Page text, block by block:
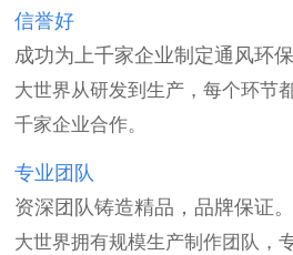
信誉好
成功为上千家企业制定通风环
大世界从研发到生产，每个环节
千家企业合作。
专业团队
资深团队铸造精品，品牌保证。
大世界拥有规模生产制作团队，